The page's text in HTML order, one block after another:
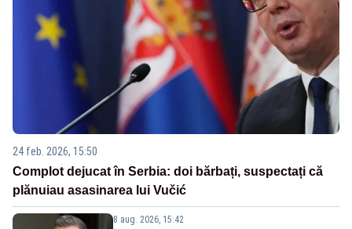
24 feb. 2026, 15:50
Complot dejucat în Serbia: doi bărbați, suspectați că
plănuiau asasinarea lui Vučić
8 aug. 2026, 15:42